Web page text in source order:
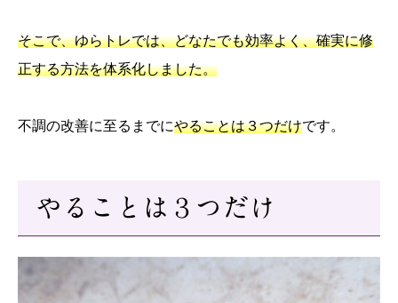
そこで、ゆらトレでは、どなたでも効率よく、確実に修
正する方法を体系化しました。
不調の改善に至るまでにやることは３つだけです。
やることは３つだけ